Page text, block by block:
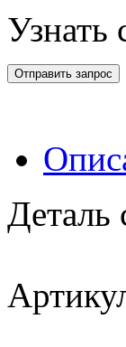
Узнать
Отправить запрос
Деталь